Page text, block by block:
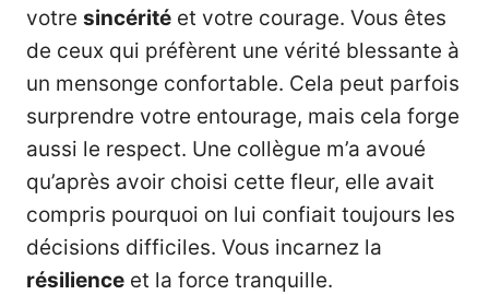
votre sincérité et votre courage. Vous êtes
de ceux qui préfèrent une vérité blessante à
un mensonge confortable. Cela peut parfois
surprendre votre entourage, mais cela forge
aussi le respect. Une collègue m’a avoué
qu’après avoir choisi cette fleur, elle avait
compris pourquoi on lui confiait toujours les
décisions difficiles. Vous incarnez la
résilience et la force tranquille.